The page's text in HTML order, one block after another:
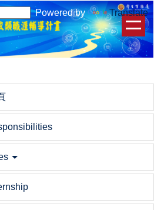
Powered by Translate